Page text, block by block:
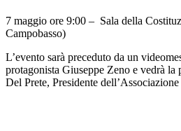
7 maggio ore 9:00 – Sala della
Campobasso)
L’evento sarà preceduto da un
protagonista Giuseppe Zeno e vedrà la
Del Prete, Presidente